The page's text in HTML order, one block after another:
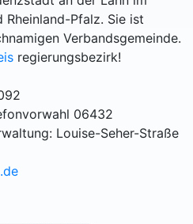
Rheinland-Pfalz. Sie ist
Verbandsgemeinde.
regierungsbezirk!
06432
Louise-Seher-Straße